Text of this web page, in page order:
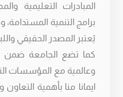
المبادرات التعليمية
برامج التنمية
يُعتبر المصدر الحقيقي
كما تضع الجامعة ضمن
وعالمية مع المؤسسات
ايمانا منا بأهمية